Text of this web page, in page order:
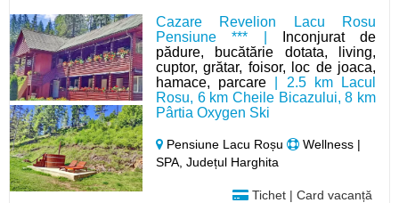
Cazare Revelion Lacu Rosu
Pensiune *** |
Inconjurat de
pădure, bucătărie dotata, living,
cuptor, grătar, foisor, loc de joaca,
hamace, parcare | 2.5 km Lacul
Rosu, 6 km Cheile Bicazului, 8 km
Pârtia Oxygen Ski
Pensiune Lacu Roșu
Wellness |
SPA, Județul Harghita
Tichet | Card vacanță